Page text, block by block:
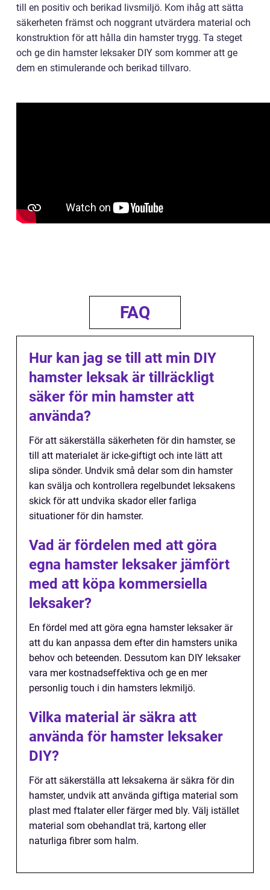
till en positiv och berikad livsmiljö. Kom ihåg att sätta
säkerheten främst och noggrant utvärdera material och
konstruktion för att hålla din hamster trygg. Ta steget
och ge din hamster leksaker DIY som kommer att ge
dem en stimulerande och berikad tillvaro.
FAQ
Hur kan jag se till att min DIY
hamster leksak är tillräckligt
säker för min hamster att
använda?
För att säkerställa säkerheten för din hamster, se
till att materialet är icke-giftigt och inte lätt att
slipa sönder. Undvik små delar som din hamster
kan svälja och kontrollera regelbundet leksakens
skick för att undvika skador eller farliga
situationer för din hamster.
Vad är fördelen med att göra
egna hamster leksaker jämfört
med att köpa kommersiella
leksaker?
En fördel med att göra egna hamster leksaker är
att du kan anpassa dem efter din hamsters unika
behov och beteenden. Dessutom kan DIY leksaker
vara mer kostnadseffektiva och ge en mer
personlig touch i din hamsters lekmiljö.
Vilka material är säkra att
använda för hamster leksaker
DIY?
För att säkerställa att leksakerna är säkra för din
hamster, undvik att använda giftiga material som
plast med ftalater eller färger med bly. Välj istället
material som obehandlat trä, kartong eller
naturliga fibrer som halm.